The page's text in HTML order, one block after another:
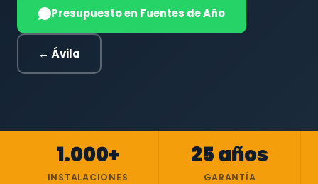
Presupuesto en Fuentes de Año
← Ávila
1.000+
INSTALACIONES
25 años
GARANTÍA